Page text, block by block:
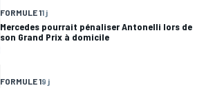
FORMULE 11 j
Mercedes pourrait pénaliser Antonelli lors de
son Grand Prix à domicile
FORMULE 19 j